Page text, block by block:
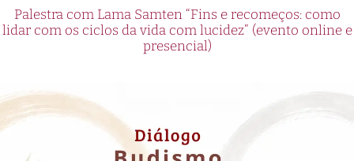
Palestra com Lama Samten “Fins e recomeços: como
lidar com os ciclos da vida com lucidez” (evento online e
presencial)